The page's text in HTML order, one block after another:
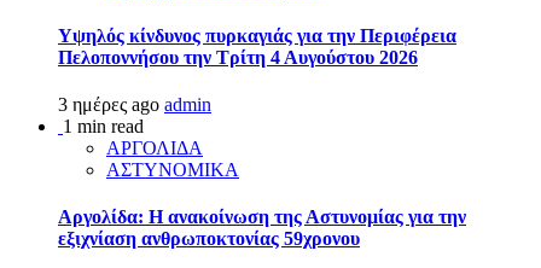
Υψηλός κίνδυνος πυρκαγιάς για την Περιφέρεια
Πελοποννήσου την Τρίτη 4 Αυγούστου 2026
3 ημέρες ago admin
1 min read
ΑΡΓΟΛΙΔΑ
ΑΣΤΥΝΟΜΙΚΑ
Αργολίδα: Η ανακοίνωση της Αστυνομίας για την
εξιχνίαση ανθρωποκτονίας 59χρονου